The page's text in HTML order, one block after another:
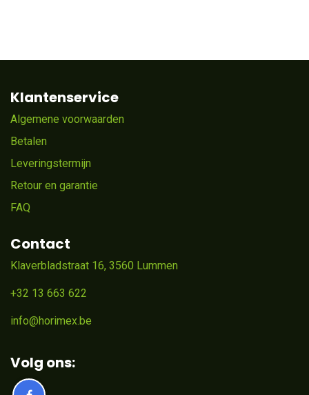
Klantenservice
Algemene voorwaarden
Betalen
Leveringstermijn
Retour en garantie
FAQ
Contact
Klaverbladstraat 16, 3560 Lummen
+32 13 663 622
info@horimex.be
Volg ons: